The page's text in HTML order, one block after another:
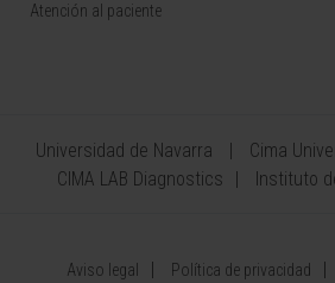
Atención al paciente
Universidad de Navarra
Cima
CIMA LAB Diagnostics
Instituto
Aviso legal Política de privacidad